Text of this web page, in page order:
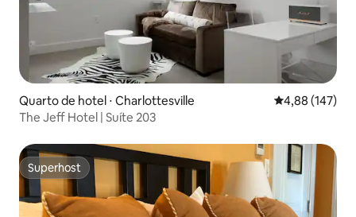
Quarto de hotel ⋅ Charlottesville 4,88 de uma
4,88 (147)
The Jeff Hotel | Suíte 203
Superhost
Superhost